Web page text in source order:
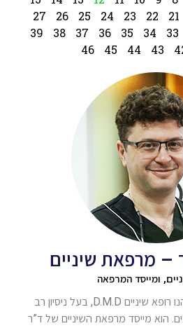
21
22
23
24
25
26
27
33
34
35
36
37
38
39
43
44
45
46
– מרפאת שיניים
ומייסד המרפאה
ד”ר אלכסנדר אברבוך הנו רופא שיניים D.M.D, בעל ניסיון רב
הוא מייסד מרפאת השיניים של ד”ר